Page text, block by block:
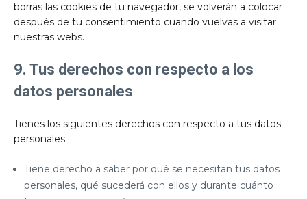
borras las cookies de tu navegador, se volverán a colocar
después de tu consentimiento cuando vuelvas a visitar
nuestras webs.
9. Tus derechos con respecto a los
datos personales
Tienes los siguientes derechos con respecto a tus datos
personales:
Tiene derecho a saber por qué se necesitan tus datos
personales, qué sucederá con ellos y durante cuánto